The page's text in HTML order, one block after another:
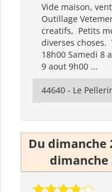
Vide maison,
Outillage
creatifs, Petits
diverses choses.
18h00 Samedi 8
9 aout 9h00 ...
44640 - Le
Du dimanche
dimanche